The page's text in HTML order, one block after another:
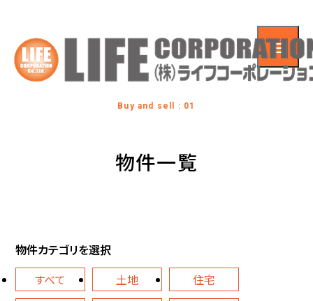
Buy and sell : 01
物件一覧
物件カテゴリを選択
すべて
土地
住宅